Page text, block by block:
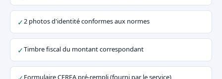
✓2 photos d'identité conformes aux normes
✓Timbre fiscal du montant correspondant
Formulaire CERFA pré-rempli (fourni par le service)